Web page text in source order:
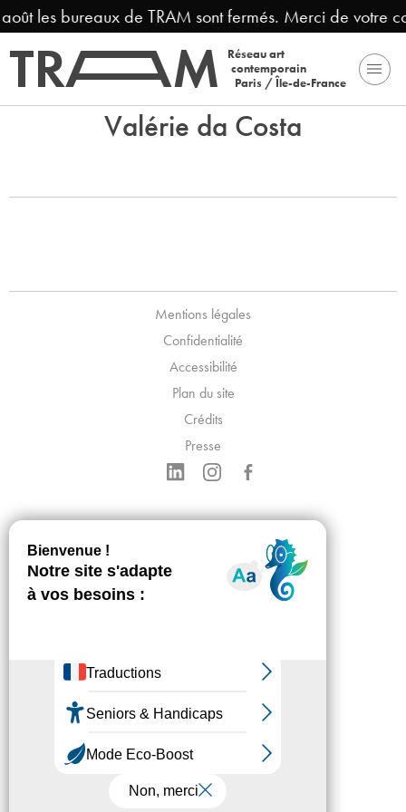
les bureaux de TRAM sont fermés. Merci de votre
Réseau art
contemporain
Paris / Île-de-France
Valérie da Costa
Mentions légales
Confidentialité
Accessibilité
Plan du site
Crédits
Presse